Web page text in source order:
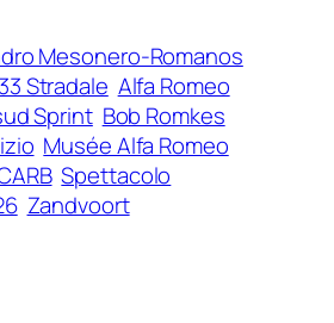
Mesonero-Romanos
Stradale Alfa Romeo
Sprint Bob Romkes
Musée Alfa Romeo
Spettacolo
Zandvoort